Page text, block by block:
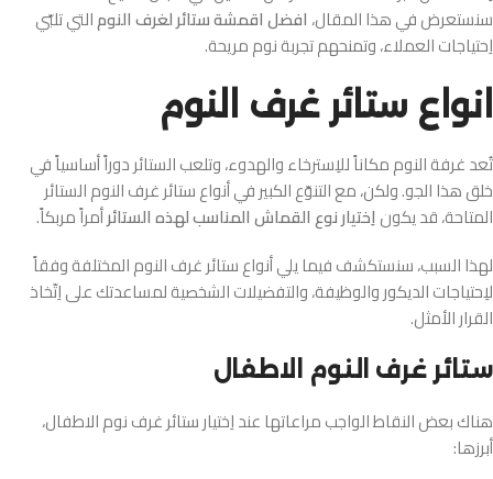
سنستعرض في هذا المقال، افضل اقمشة ستائر لغرف النومالتي تلبّي
اِحتياجات العملاء، وتمنحهم تجربة نوم مريحة.
انواع ستائر غرف النوم
تُعد غرفة النوم مكاناً للاِسترخاء والهدوء، وتلعب الستائر دوراً أساسياً في
خلق هذا الجو. ولكن، مع التنوّع الكبير في أنواع ستائر غرف النوم الستائر
المتاحة، قد يكوناِختيار نوع القماش المناسب لهذه الستائرأمراً مربكاً.
لهذا السبب، سنستكشف فيما يلي أنواع ستائر غرف النوم المختلفة وفقاً
لاِحتياجات الديكور والوظيفة، والتفضيلات الشخصية لمساعدتك على اِتّخاذ
القرار الأمثل.
ستائر غرف النوم الاطفال
هناك بعض النقاط الواجب مراعاتها عند اِختيار ستائر غرف نوم الاطفال،
أبرزها: